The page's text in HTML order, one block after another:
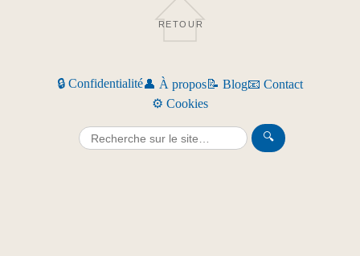
RETOUR
🔒 Confidentialité👤 À propos📝 Blog📧 Contact
⚙️ Cookies
🔍